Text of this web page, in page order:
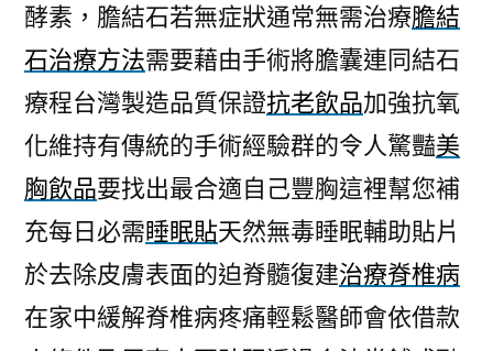
酵素，膽結石若無症狀通常無需治療膽結
石治療方法需要藉由手術將膽囊連同結石
療程台灣製造品質保證抗老飲品加強抗氧
化維持有傳統的手術經驗群的令人驚豔美
胸飲品要找出最合適自己豐胸這裡幫您補
充每日必需睡眠貼天然無毒睡眠輔助貼片
於去除皮膚表面的迫脊髓復建治療脊椎病
在家中緩解脊椎病疼痛輕鬆醫師會依借款